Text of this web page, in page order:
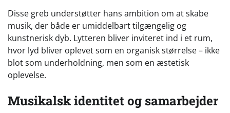
Disse greb understøtter hans ambition om at skabe
musik, der både er umiddelbart tilgængelig og
kunstnerisk dyb. Lytteren bliver inviteret ind i et rum,
hvor lyd bliver oplevet som en organisk størrelse – ikke
blot som underholdning, men som en æstetisk
oplevelse.
Musikalsk identitet og samarbejder